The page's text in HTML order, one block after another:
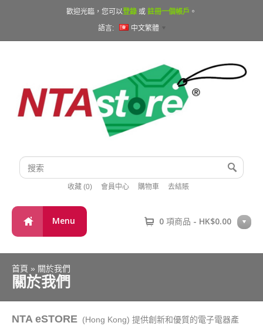
歡迎光臨，您可以登錄 或 註冊一個帳戶 。
語言:
中文繁體
收藏 (0) 會員中心 購物車 去結賬
0 項商品 - HK$0.00
Menu
首頁 » 關於我們
關於我們
NTA eSTORE (Hong Kong) 提供創新和優質的電子電器產